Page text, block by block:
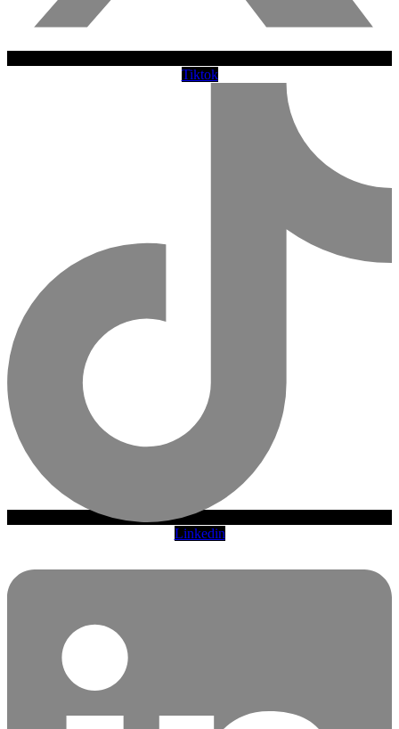
Tiktok
Linkedin